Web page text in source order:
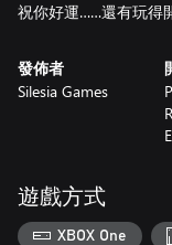
祝你好運……還有玩得
發佈者
Silesia Games
遊戲方式
XBOX One